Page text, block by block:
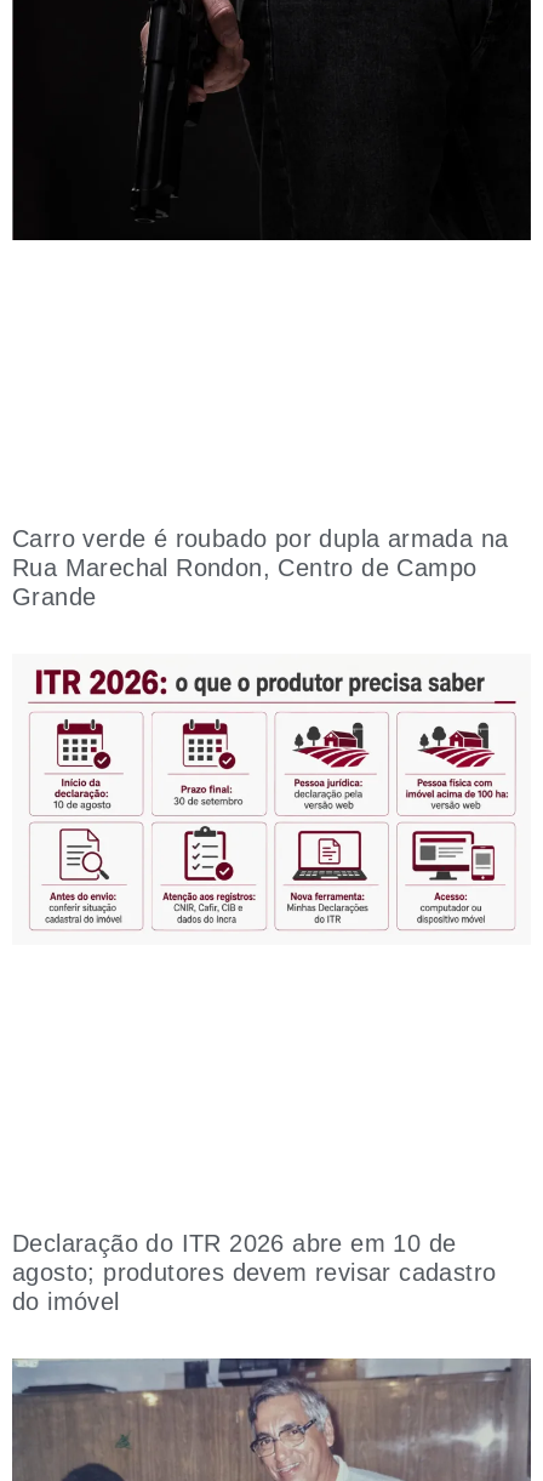
Carro verde é roubado por dupla armada na
Rua Marechal Rondon, Centro de Campo
Grande
Declaração do ITR 2026 abre em 10 de
agosto; produtores devem revisar cadastro
do imóvel